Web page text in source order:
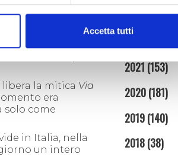
Accetta tutti
, divenne il
diciotto-ventenni
sulle vie più
libera la mitica Via
era
solo come
in Italia, nella
un intero
2023(134)
2021 (153)
2020(181)
2019(140)
2018(38)